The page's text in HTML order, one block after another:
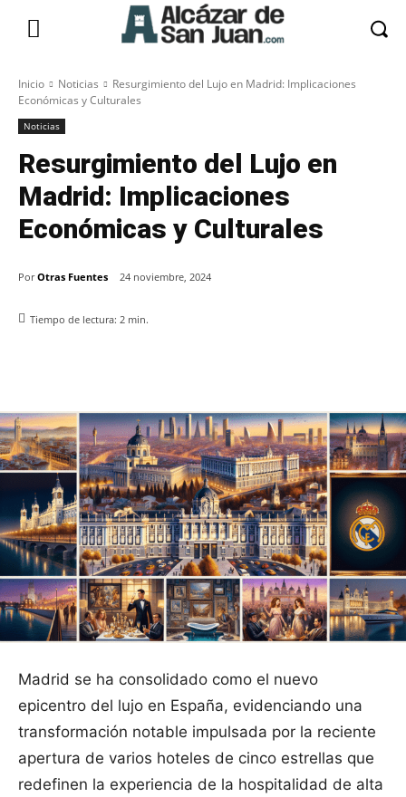
Inicio Noticias
Resurgimiento del Lujo en Madrid: Implicaciones
Económicas y Culturales
Noticias
Resurgimiento del Lujo en
Madrid: Implicaciones
Económicas y Culturales
Por Otras Fuentes 24 noviembre, 2024
Tiempo de lectura: 2 min.
Madrid se ha consolidado como el nuevo
epicentro del lujo en España, evidenciando una
transformación notable impulsada por la reciente
apertura de varios hoteles de cinco estrellas que
redefinen la experiencia de la hospitalidad de alta